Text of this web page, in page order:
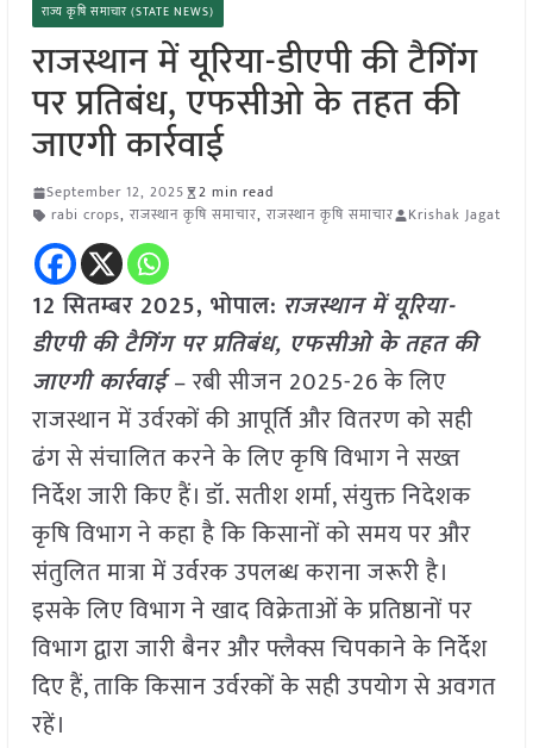
राज्य कृषि समाचार (STATE NEWS)
राजस्थान में यूरिया-डीएपी की टैगिंग
पर प्रतिबंध, एफसीओ के तहत की
जाएगी कार्रवाई
September 12, 2025
2 min read
rabi crops, राजस्थान कृषि समाचार, राजस्थान कृषि समाचार Krishak Jagat
12 सितम्बर 2025, भोपाल: राजस्थान में यूरिया-
डीएपी की टैगिंग पर प्रतिबंध, एफसीओ के तहत की
जाएगी कार्रवाई– रबी सीजन 2025-26 के लिए
राजस्थान में उर्वरकों की आपूर्ति और वितरण को सही
ढंग से संचालित करने के लिए कृषि विभाग ने सख्त
निर्देश जारी किए हैं। डॉ. सतीश शर्मा, संयुक्त निदेशक
कृषि विभाग ने कहा है कि किसानों को समय पर और
संतुलित मात्रा में उर्वरक उपलब्ध कराना जरूरी है।
इसके लिए विभाग ने खाद विक्रेताओं के प्रतिष्ठानों पर
विभाग द्वारा जारी बैनर और फ्लैक्स चिपकाने के निर्देश
दिए हैं, ताकि किसान उर्वरकों के सही उपयोग से अवगत
रहें।